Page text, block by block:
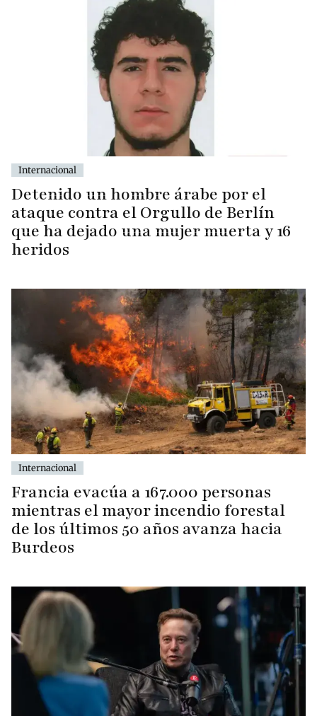
Internacional
Detenido un hombre árabe por el
ataque contra el Orgullo de Berlín
que ha dejado una mujer muerta y 16
heridos
Internacional
Francia evacúa a 167.000 personas
mientras el mayor incendio forestal
de los últimos 50 años avanza hacia
Burdeos